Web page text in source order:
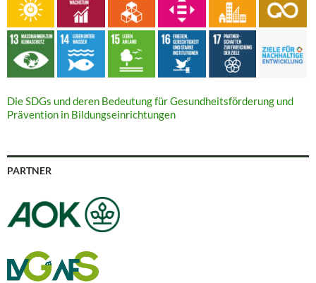
Die SDGs und deren Bedeutung für Gesundheitsförderung und
Prävention in Bildungseinrichtungen
PARTNER